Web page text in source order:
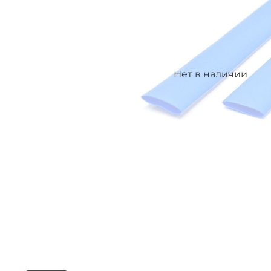
Нет в наличии